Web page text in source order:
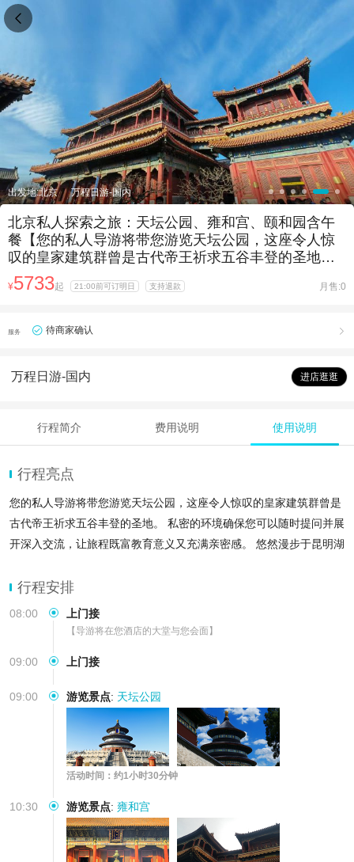
出发地:北京 万程日游-国内
北京私人探索之旅：天坛公园、雍和宫、颐和园含午
餐【您的私人导游将带您游览天坛公园，这座令人惊
叹的皇家建筑群曾是古代帝王祈求五谷丰登的圣地。
私密的环境确保您可以随时提问并展开深入交流，让
旅程既富教育意义又充满亲密感。 悠然漫步于昆明湖
制的精彩讲解。】
¥5733起 21:00前可订明日 支持退款 月售:0
服务 待商家确认 
万程日游-国内 进店逛逛
行程简介 费用说明 使用说明
行程亮点
您的私人导游将带您游览天坛公园，这座令人惊叹的皇家建筑群曾是
古代帝王祈求五谷丰登的圣地。 私密的环境确保您可以随时提问并展
开深入交流，让旅程既富教育意义又充满亲密感。 悠然漫步于昆明湖
行程安排
08:00 上门接
【导游将在您酒店的大堂与您会面】
09:00 上门接
09:00 游览景点: 天坛公园
活动时间：约1小时30分钟
10:30 游览景点: 雍和宫
